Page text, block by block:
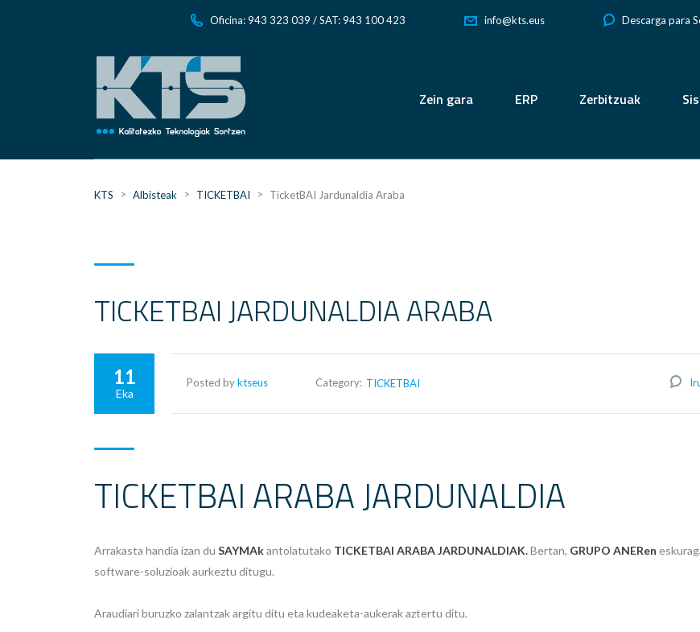
Oficina: 943 323 039 / SAT: 943 100 423 info@kts.eus Descarga para
Zein gara ERP Zerbitzuak
KTS > Albisteak > TICKETBAI > TicketBAI Jardunaldia Araba
TICKETBAI JARDUNALDIA ARABA
11
Eka
Posted byktseus Category: TICKETBAI
TICKETBAI ARABA JARDUNALDIA
Arrakasta handia izan du SAYMAkantolatutako TICKETBAI ARABA JARDUNALDIAK.Bertan, GRUPO ANERen
software-soluzioak aurkeztu ditugu.
Araudiari buruzko zalantzak argitu ditu eta kudeaketa-aukerak aztertu ditu.